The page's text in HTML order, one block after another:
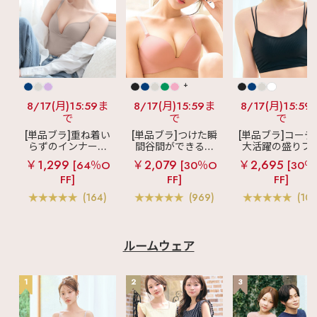
8/17(月)15:59ま
で
[単品ブラ]重ね着い
らずのインナーブ
ラ
リッチバスト
ブラトップ (ワイヤ
ー入り)
￥1,299 [64％O
FF]
(164)
+
8/17(月)15:59ま
で
[単品ブラ]つけた瞬
間谷間ができるシ
ームレスブラ
超
盛ブラ(R) シームレ
ス 単品ブラジャー
￥2,079 [30％O
FF]
(969)
8/17(月)15:59
で
[単品ブラ]コーデ
大活躍の盛りブ
ショートレン
ス ブラトップ 超
ブラ(R) 単品ブ
ャー
￥2,695 [30
FF]
ルームウェア
1 2 3